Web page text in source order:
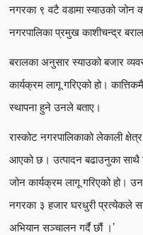
नगरका ९ वटै वडामा स्याउको जोन
नगरपालिका प्रमुख काशीचन्द्र
बरालका अनुसार स्याउको बजार
कार्यक्रम लागू गरिएको हो।
स्थापना हुने उनले बताए।
रास्कोट नगरपालिकाको लेकाली
आएको छ। उत्पादन बढाउनुका साथै
जोन कार्यक्रम लागू गरिएको हो।
नगरका ३ हजार घरधुरी प्रत्येकले सय
अभियान सञ्चालन गर्दै छौं ।’